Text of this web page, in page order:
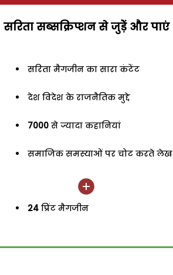
सरिता सब्सक्रिप्शन से जुड़ेें और पाएं
सरिता मैगजीन का सारा कंटेंट
देश विदेश के राजनैतिक मुद्दे
7000 से ज्यादा कहानियां
समाजिक समस्याओं पर चोट करते लेख
24 प्रिंट मैगजीन